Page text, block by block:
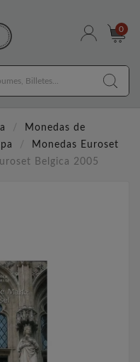
0
Monedas de
Monedas Euroset
Belgica 2005